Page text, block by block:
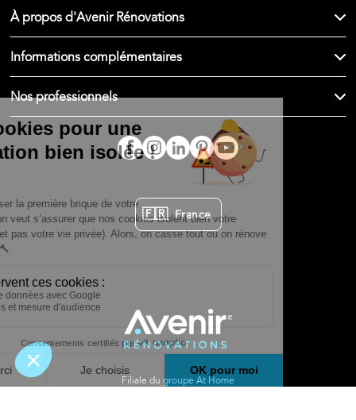
À propos d'Avenir Rénovations
Informations complémentaires
Nos professionnels
🇫🇷 France
Filiale du groupe At Home